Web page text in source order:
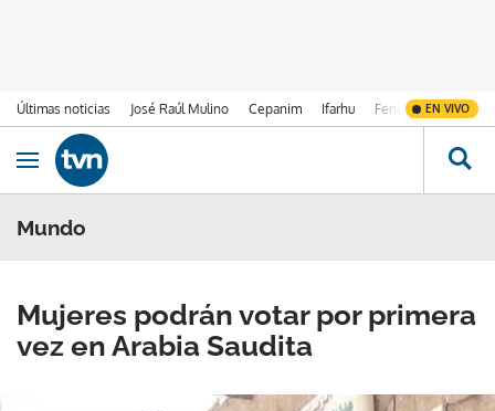
Últimas noticias José Raúl Mulino Cepanim Ifarhu Fenómeno de El
EN VIVO
Ir al contenido
Obrir navegació
Mundo
Mujeres podrán votar por primera
vez en Arabia Saudita